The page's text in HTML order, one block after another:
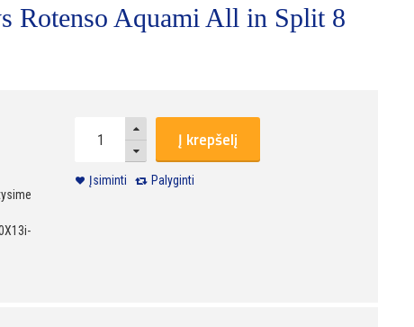
Rotenso Aquami All in Split 8
Į krepšelį
Įsiminti Palyginti